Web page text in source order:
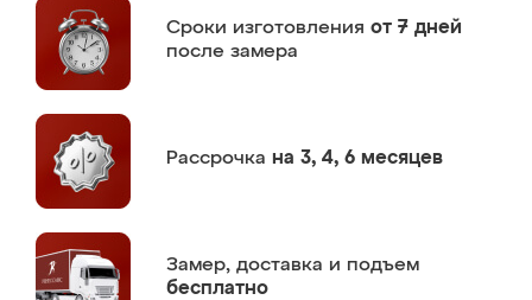
Сроки изготовления от 7 дней
после замера
Рассрочка на 3, 4, 6 месяцев
Замер, доставка и подъем
бесплатно